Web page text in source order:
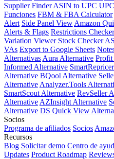
Supplier Finder ASIN to UPC
Funciones FBM & FBA Calculator
Alert Side Panel View Amazon
Alerts & Flags Restrictions Checker
Variation Viewer Stock Checker
VAs Export to Google Sheets
Alternativas Aura Alternative Profit
Informed Alternative
Alternative BQool Alternative
Alternative Analyzer.Tools
SmartScout Alternative RevSeller
Alternative AZInsight Alternative
Alternative DS Quick View
Socios
Programa de afiliados Socios
Recursos
Blog Solicitar demo Centro de
Updates Product Roadmap